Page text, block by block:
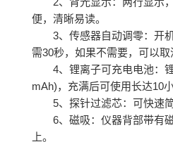
便，清晰易读。
3、传感器自动调零：开机
需30秒，如果不需要，可以取
4、锂离子可充电电池：锂
mAh)，充满后可使用长达10
5、探针过滤芯：可快速简
6、磁吸：仪器背部带有磁
上。